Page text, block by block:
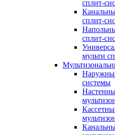
сплит-
сплит-
сплит-
мульти
системы